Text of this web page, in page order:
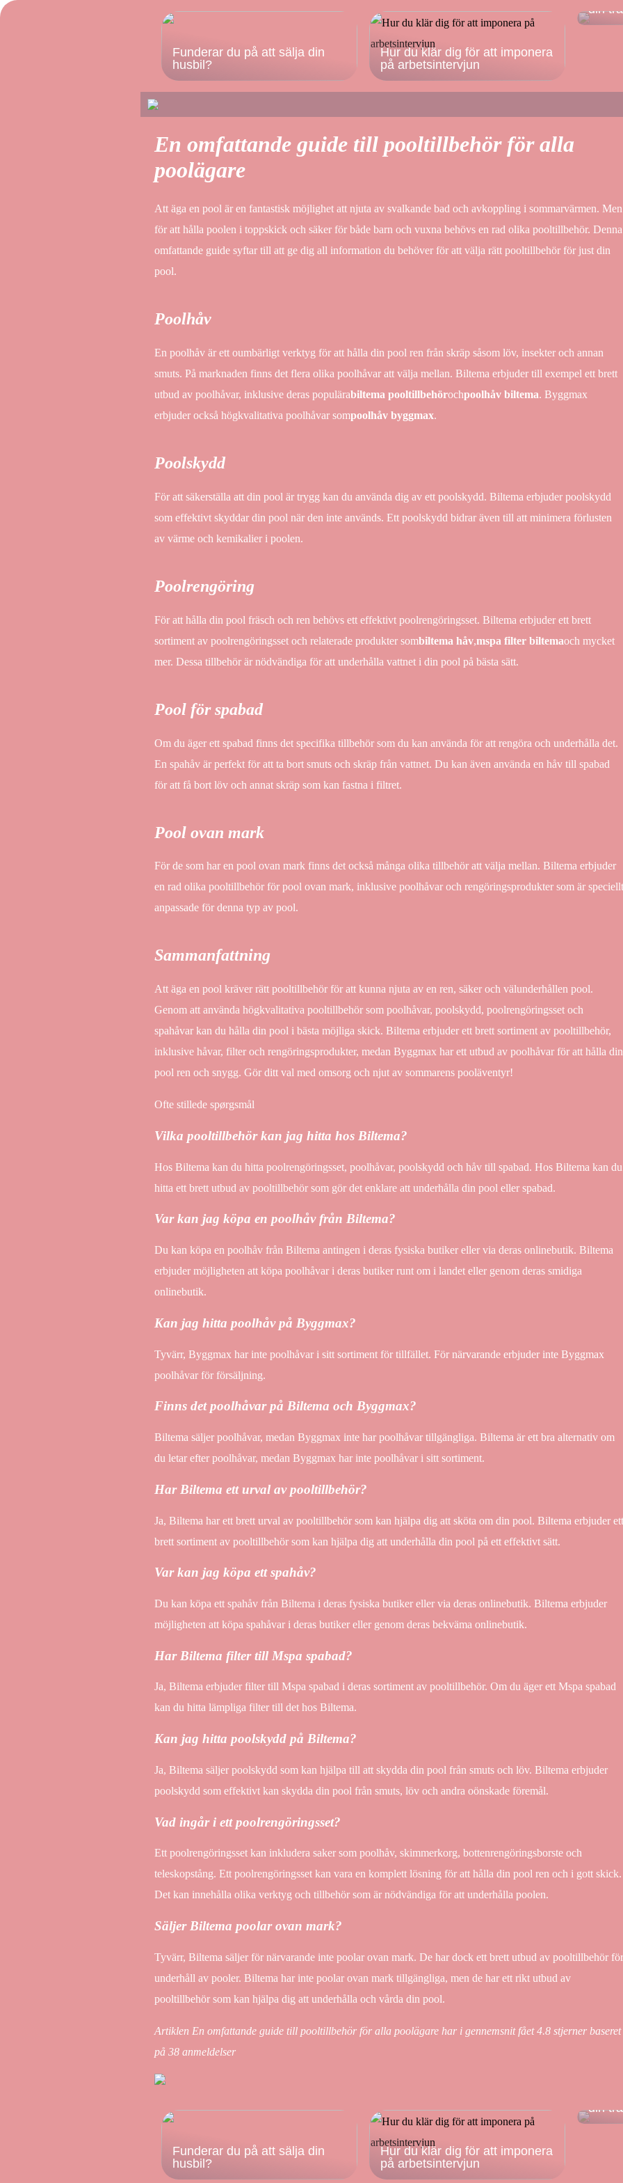
Funderar du på att sälja din
husbil?
Hur du klär dig för att imponera
på arbetsintervjun
din
En omfattande guide till pooltillbehör för alla
poolägare
Att äga en pool är en fantastisk möjlighet att njuta av svalkande bad och avkoppling i sommarvärmen. Men
för att hålla poolen i toppskick och säker för både barn och vuxna behövs en rad olika pooltillbehör. Denna
omfattande guide syftar till att ge dig all information du behöver för att välja rätt pooltillbehör för just din
pool.
Poolhåv
En poolhåv är ett oumbärligt verktyg för att hålla din pool ren från skräp såsom löv, insekter och annan
smuts. På marknaden finns det flera olika poolhåvar att välja mellan. Biltema erbjuder till exempel ett brett
utbud av poolhåvar, inklusive deras populärabiltema pooltillbehörochpoolhåv biltema. Byggmax
erbjuder också högkvalitativa poolhåvar sompoolhåv byggmax.
Poolskydd
För att säkerställa att din pool är trygg kan du använda dig av ett poolskydd. Biltema erbjuder poolskydd
som effektivt skyddar din pool när den inte används. Ett poolskydd bidrar även till att minimera förlusten
av värme och kemikalier i poolen.
Poolrengöring
För att hålla din pool fräsch och ren behövs ett effektivt poolrengöringsset. Biltema erbjuder ett brett
sortiment av poolrengöringsset och relaterade produkter sombiltema håv,mspa filter biltemaoch mycket
mer. Dessa tillbehör är nödvändiga för att underhålla vattnet i din pool på bästa sätt.
Pool för spabad
Om du äger ett spabad finns det specifika tillbehör som du kan använda för att rengöra och underhålla det.
En spahåv är perfekt för att ta bort smuts och skräp från vattnet. Du kan även använda en håv till spabad
för att få bort löv och annat skräp som kan fastna i filtret.
Pool ovan mark
För de som har en pool ovan mark finns det också många olika tillbehör att välja mellan. Biltema erbjuder
en rad olika pooltillbehör för pool ovan mark, inklusive poolhåvar och rengöringsprodukter som är speciellt
anpassade för denna typ av pool.
Sammanfattning
Att äga en pool kräver rätt pooltillbehör för att kunna njuta av en ren, säker och välunderhållen pool.
Genom att använda högkvalitativa pooltillbehör som poolhåvar, poolskydd, poolrengöringsset och
spahåvar kan du hålla din pool i bästa möjliga skick. Biltema erbjuder ett brett sortiment av pooltillbehör,
inklusive håvar, filter och rengöringsprodukter, medan Byggmax har ett utbud av poolhåvar för att hålla din
pool ren och snygg. Gör ditt val med omsorg och njut av sommarens pooläventyr!
Ofte stillede spørgsmål
Vilka pooltillbehör kan jag hitta hos Biltema?
Hos Biltema kan du hitta poolrengöringsset, poolhåvar, poolskydd och håv till spabad. Hos Biltema kan du
hitta ett brett utbud av pooltillbehör som gör det enklare att underhålla din pool eller spabad.
Var kan jag köpa en poolhåv från Biltema?
Du kan köpa en poolhåv från Biltema antingen i deras fysiska butiker eller via deras onlinebutik. Biltema
erbjuder möjligheten att köpa poolhåvar i deras butiker runt om i landet eller genom deras smidiga
onlinebutik.
Kan jag hitta poolhåv på Byggmax?
Tyvärr, Byggmax har inte poolhåvar i sitt sortiment för tillfället. För närvarande erbjuder inte Byggmax
poolhåvar för försäljning.
Finns det poolhåvar på Biltema och Byggmax?
Biltema säljer poolhåvar, medan Byggmax inte har poolhåvar tillgängliga. Biltema är ett bra alternativ om
du letar efter poolhåvar, medan Byggmax har inte poolhåvar i sitt sortiment.
Har Biltema ett urval av pooltillbehör?
Ja, Biltema har ett brett urval av pooltillbehör som kan hjälpa dig att sköta om din pool. Biltema erbjuder ett
brett sortiment av pooltillbehör som kan hjälpa dig att underhålla din pool på ett effektivt sätt.
Var kan jag köpa ett spahåv?
Du kan köpa ett spahåv från Biltema i deras fysiska butiker eller via deras onlinebutik. Biltema erbjuder
möjligheten att köpa spahåvar i deras butiker eller genom deras bekväma onlinebutik.
Har Biltema filter till Mspa spabad?
Ja, Biltema erbjuder filter till Mspa spabad i deras sortiment av pooltillbehör. Om du äger ett Mspa spabad
kan du hitta lämpliga filter till det hos Biltema.
Kan jag hitta poolskydd på Biltema?
Ja, Biltema säljer poolskydd som kan hjälpa till att skydda din pool från smuts och löv. Biltema erbjuder
poolskydd som effektivt kan skydda din pool från smuts, löv och andra oönskade föremål.
Vad ingår i ett poolrengöringsset?
Ett poolrengöringsset kan inkludera saker som poolhåv, skimmerkorg, bottenrengöringsborste och
teleskopstång. Ett poolrengöringsset kan vara en komplett lösning för att hålla din pool ren och i gott skick.
Det kan innehålla olika verktyg och tillbehör som är nödvändiga för att underhålla poolen.
Säljer Biltema poolar ovan mark?
Tyvärr, Biltema säljer för närvarande inte poolar ovan mark. De har dock ett brett utbud av pooltillbehör för
underhåll av pooler. Biltema har inte poolar ovan mark tillgängliga, men de har ett rikt utbud av
pooltillbehör som kan hjälpa dig att underhålla och vårda din pool.
Artiklen En omfattande guide till pooltillbehör för alla poolägare har i gennemsnit fået4.8 stjerner baseret
på 38 anmeldelser
Funderar du på att sälja din
husbil?
Hur du klär dig för att imponera
på arbetsintervjun
din